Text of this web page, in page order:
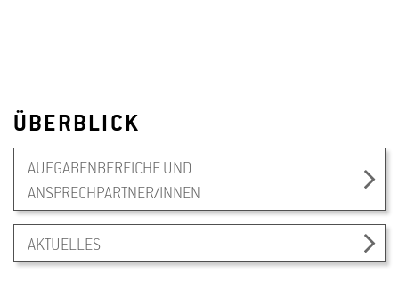
ÜBERBLICK
AUFGABENBEREICHE UND
ANSPRECHPARTNER/INNEN
AKTUELLES